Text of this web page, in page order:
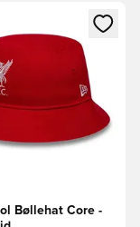
dig som
Modal til at logge
Bøllehat Core -